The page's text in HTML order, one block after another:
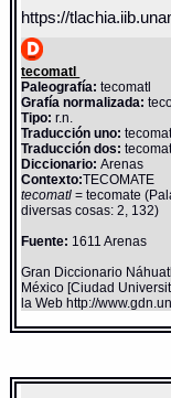
https://
tecomatl
Paleografía: tecomatl
Grafía normalizada:
Tipo: r.n.
Traducción uno:
Traducción dos:
Diccionario:Arenas
Contexto:TECOMATE
tecomatl= tecomate
diversas cosas: 2, 132)
Fuente: 1611 Arenas
Gran Diccionario
México [Ciudad
la Web http://